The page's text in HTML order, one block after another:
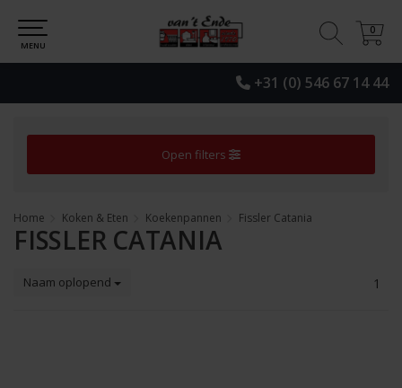
+31 (0) 546 67 14 44
0
0
MENU
Open filters
Home Koken & Eten Koekenpannen Fissler Catania
FISSLER CATANIA
Naam oplopend 1